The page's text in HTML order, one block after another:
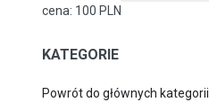
cena: 100 PLN
KATEGORIE
Powrót do głównych kategorii